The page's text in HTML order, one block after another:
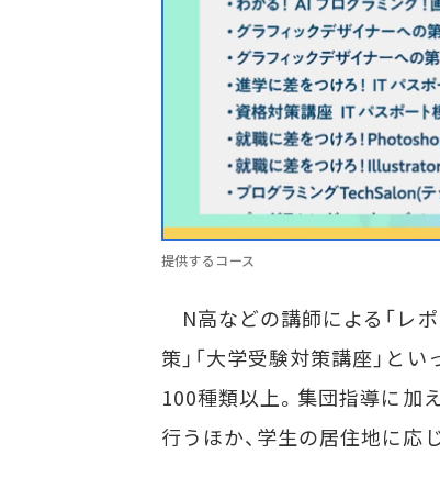
提供するコース
N高などの講師による「レポ
策」「大学受験対策講座」と
100種類以上。集団指導に加
行うほか、学生の居住地に応